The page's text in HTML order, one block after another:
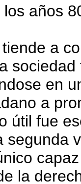
años
a
en
a
útil fue
segunda
la